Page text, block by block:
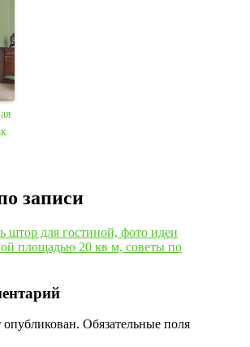
записи
штор для гостиной, фото идеи
площадью 20 кв м, советы по
Обязательные поля